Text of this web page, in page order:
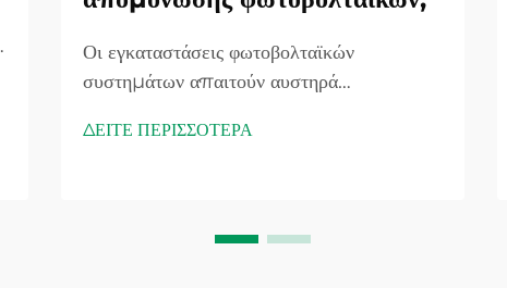
Οι εγκαταστάσεις φωτοβολταϊκών
συστημάτων απαιτούν αυστηρά
προσωπικού, εξοπλισμού και περιουσίας
ΔΕΙΤΕ ΠΕΡΙΣΣΟΤΕΡΑ